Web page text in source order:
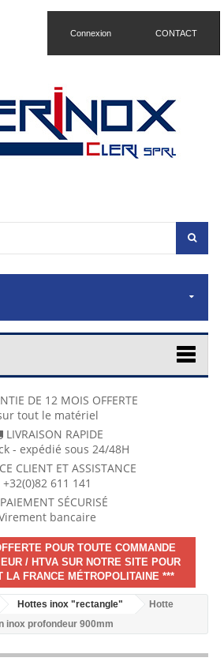
CONTACT
Connexion
DE 12 MOIS OFFERTE
tout le matériel
LIVRAISON RAPIDE
- expédié sous 24/48H
CLIENT ET ASSISTANCE
+32(0)82 611 141
PAIEMENT SÉCURISÉ
bancaire
POUR TOUTE COMMANDE
/ HTVA SUR NOTRE SITE POUR
LA FRANCE MÉTROPOLITAINE ***
Hottes inox "rectangle"
Hotte
inox profondeur 900mm